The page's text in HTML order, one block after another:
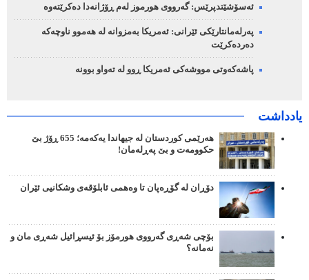
ئەسۆشێتدپرێس: گەرووی هورموز لەم ڕۆژانەدا دەکرێتەوە
پەرلەمانتارێکی ئێرانی: ئەمریکا بەمزوانە لە هەموو ناوچەکە
دەردەکرێت
پاشەکەوتی مووشەکی ئەمریکا ڕوو لە تەواو بوونە
یادداشت
هەرێمی کوردستان لە جیهاندا یەکەمە؛ 655 ڕۆژ بێ
حکوومەت و بێ پەڕلەمان!
دۆڕان لە گۆڕەپان تا وەهمی ئابلۆقەی وشکانیی ئێران
بۆچی شەڕی گەرووی هورمۆز بۆ ئیسڕائیل شەڕی مان و
نەمانە؟